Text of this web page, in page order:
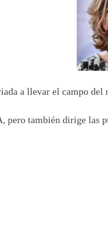
a llevar el campo
pero también dirige las